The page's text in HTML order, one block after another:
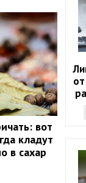
вот
кладут
в сахар